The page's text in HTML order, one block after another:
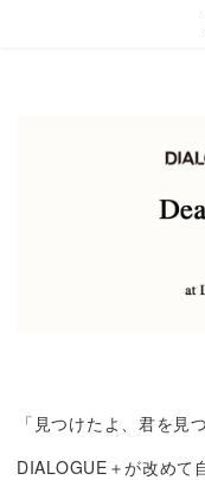
「見つけたよ、君を見
DIALOGUE＋が改めて